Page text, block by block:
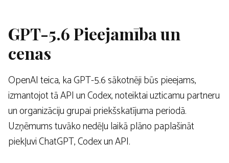
GPT-5.6 Pieejamība un
cenas
OpenAI teica, ka GPT-5.6 sākotnēji būs pieejams,
izmantojot tā API un Codex, noteiktai uzticamu partneru
un organizāciju grupai priekšskatījuma periodā.
Uzņēmums tuvāko nedēļu laikā plāno paplašināt
piekļuvi ChatGPT, Codex un API.